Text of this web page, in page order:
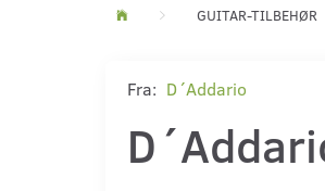
GUITAR-TILBEHØR
Fra: D´Addario